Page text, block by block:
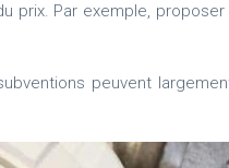
prix. Par exemple,
peuvent